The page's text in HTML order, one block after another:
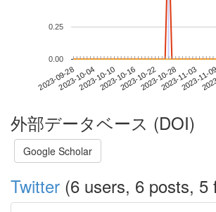
2023-09-282023-10-042023-10-102023-10-162023-10-222023-10-282023-11-03
2023-11-
0.00
0.25
外部データベース (DOI)
Google Scholar
Twitter (6 users, 6 posts, 5